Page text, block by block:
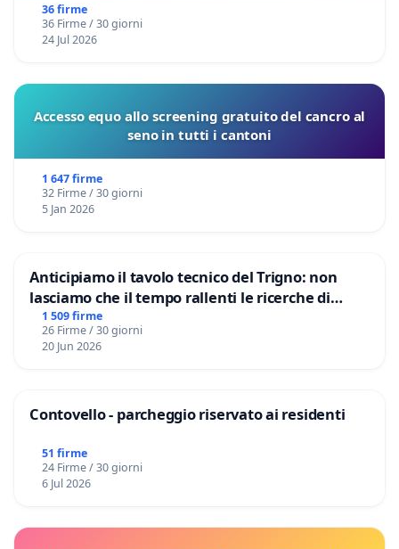
36 firme
36 Firme / 30 giorni
24 Jul 2026
Accesso equo allo screening gratuito del cancro al
seno in tutti i cantoni
1 647 firme
32 Firme / 30 giorni
5 Jan 2026
Anticipiamo il tavolo tecnico del Trigno: non
lasciamo che il tempo rallenti le ricerche di
Domenico Racanati
1 509 firme
26 Firme / 30 giorni
20 Jun 2026
Contovello - parcheggio riservato ai residenti
51 firme
24 Firme / 30 giorni
6 Jul 2026